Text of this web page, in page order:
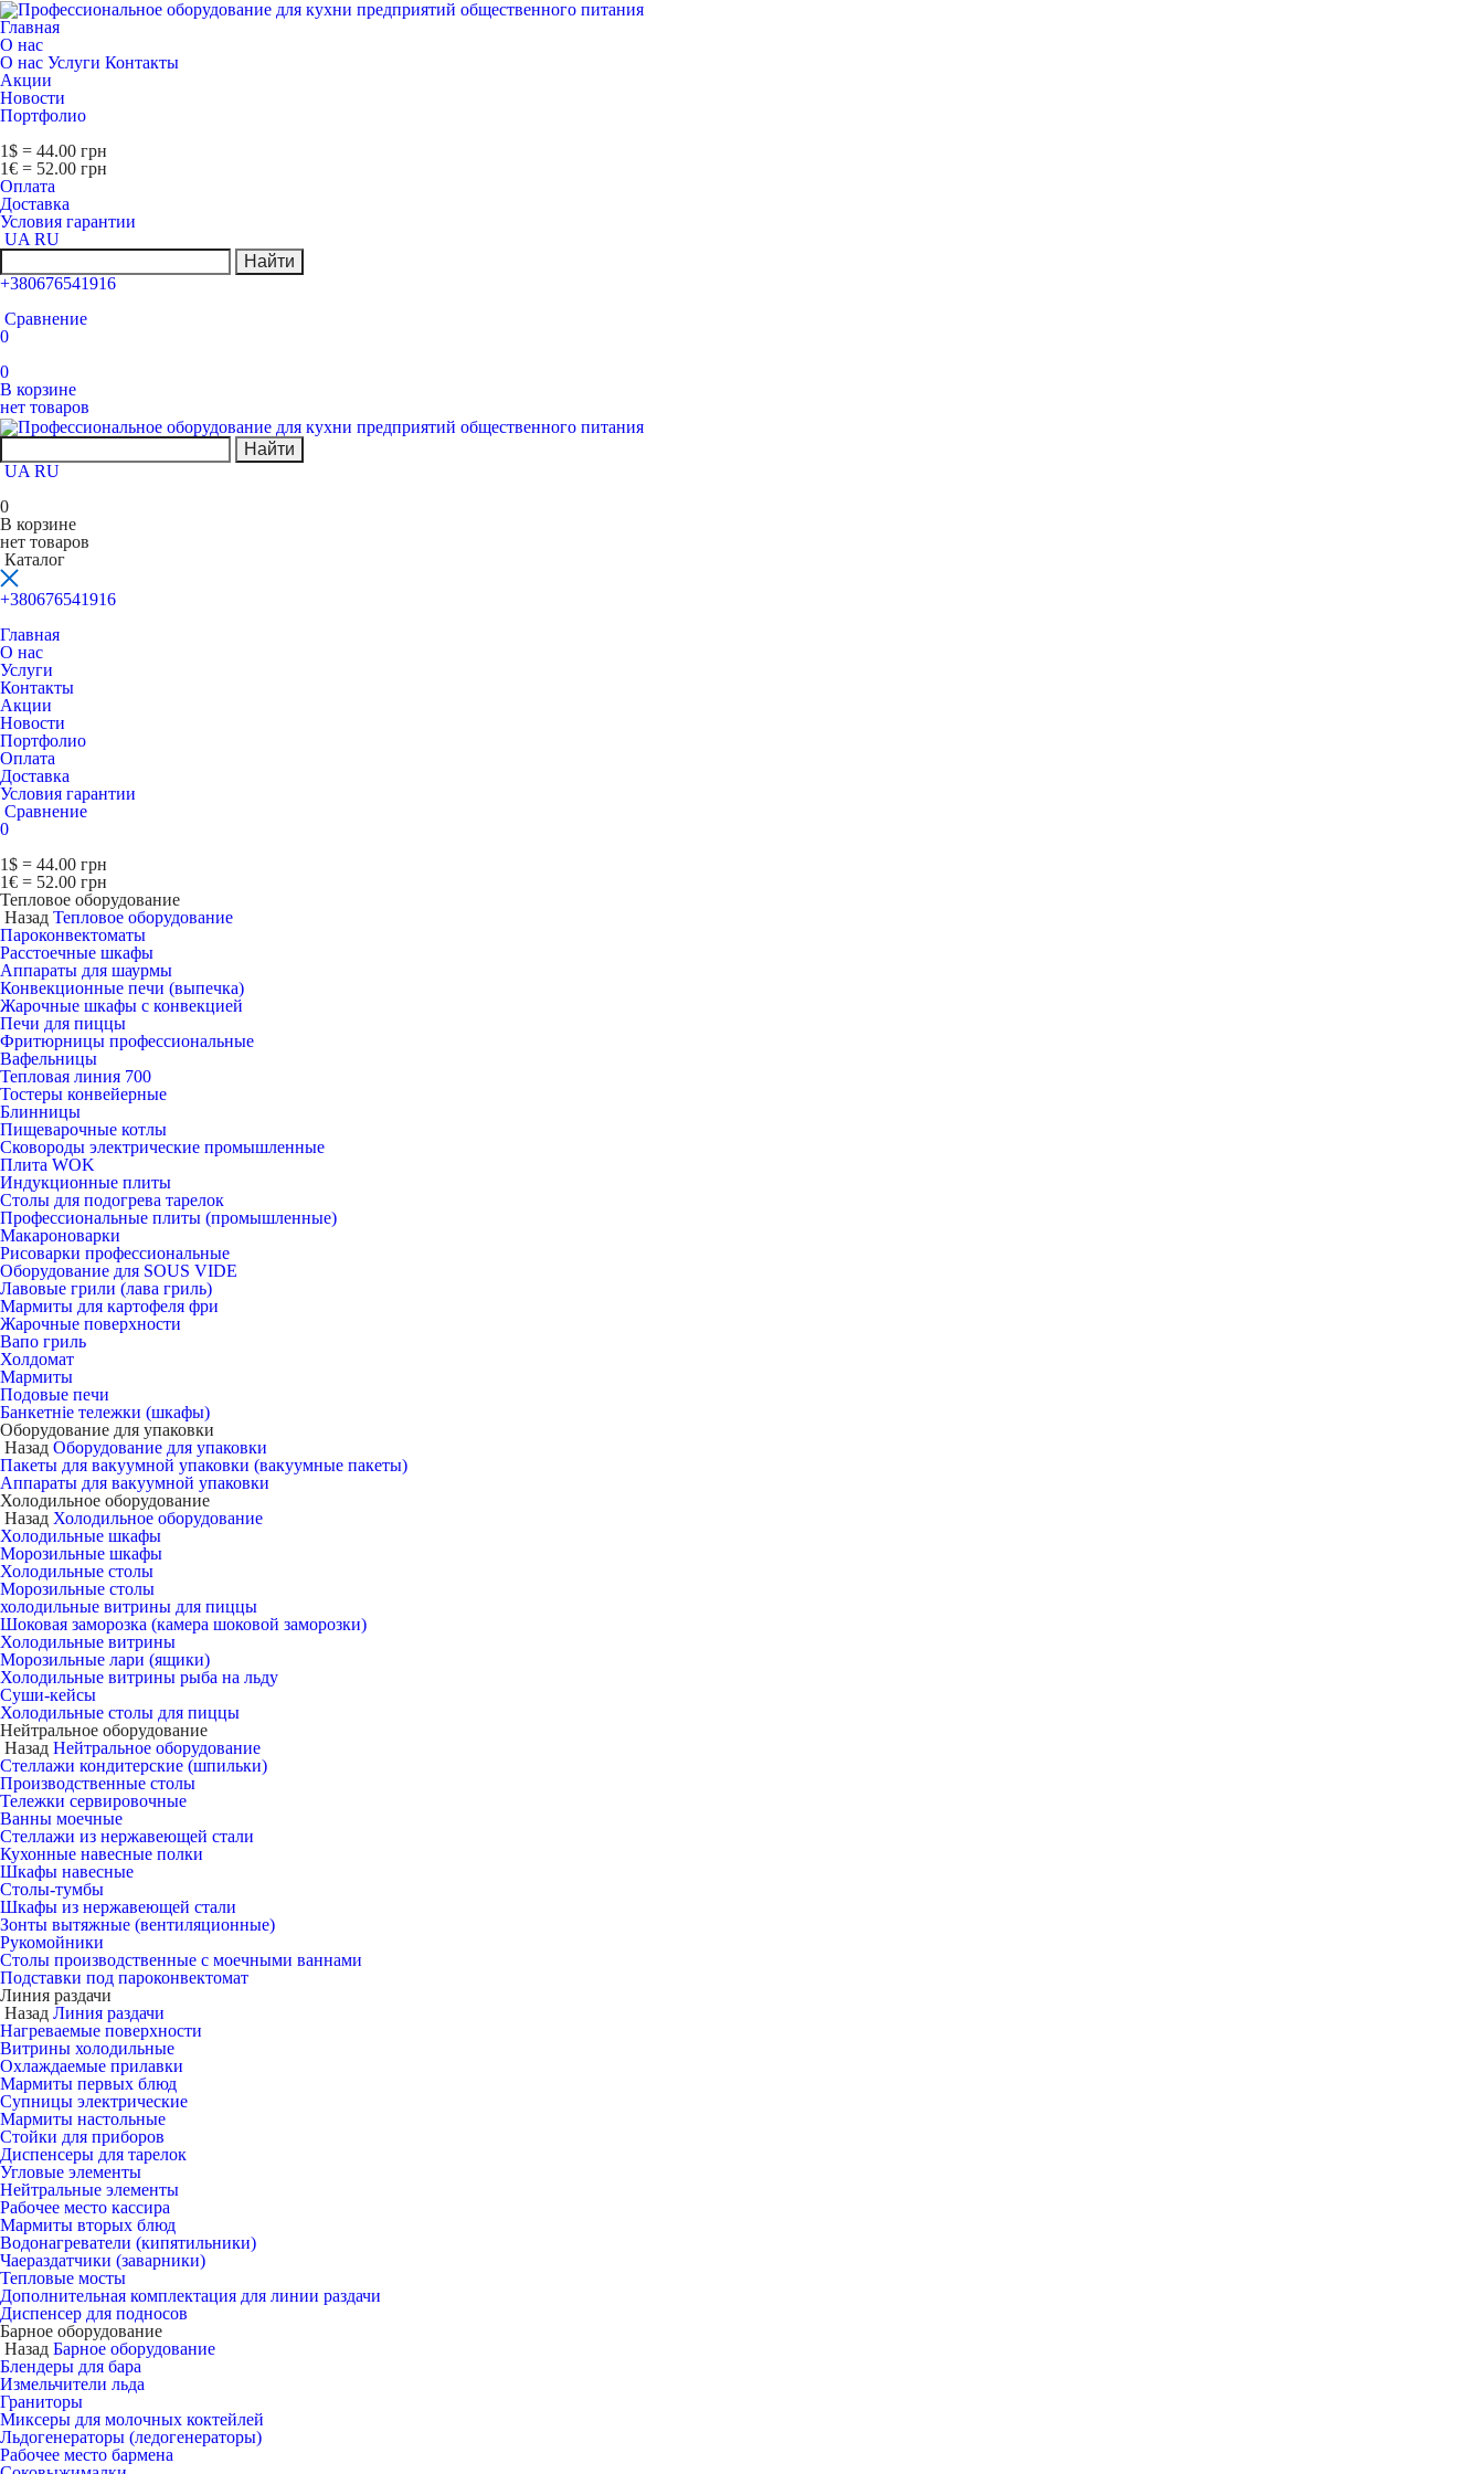
Главная
О нас
О нас Услуги Контакты
Акции
Новости
Портфолио
1$ = 44.00 грн
1€ = 52.00 грн
Оплата
Доставка
Условия гарантии
UA RU
Найти
+380676541916
Сравнение
0
0
В корзине
нет товаров
Найти
UA RU
0
В корзине
нет товаров
Каталог
+380676541916
Главная
О нас
Услуги
Контакты
Акции
Новости
Портфолио
Оплата
Доставка
Условия гарантии
Сравнение
0
1$ = 44.00 грн
1€ = 52.00 грн
Тепловое оборудование
Назад Тепловое оборудование
Пароконвектоматы
Расcтоечные шкафы
Аппараты для шаурмы
Конвекционные печи (выпечка)
Жарочные шкафы с конвекцией
Печи для пиццы
Фритюрницы профессиональные
Вафельницы
Тепловая линия 700
Тостеры конвейерные
Блинницы
Пищеварочные котлы
Сковороды электрические промышленные
Плита WOK
Индукционные плиты
Столы для подогрева тарелок
Профессиональные плиты (промышленные)
Макароноварки
Рисоварки профессиональные
Оборудование для SOUS VIDE
Лавовые грили (лава гриль)
Мармиты для картофеля фри
Жарочные поверхности
Вапо гриль
Холдомат
Мармиты
Подовые печи
Банкетніе тележки (шкафы)
Оборудование для упаковки
Назад Оборудование для упаковки
Пакеты для вакуумной упаковки (вакуумные пакеты)
Аппараты для вакуумной упаковки
Холодильное оборудование
Назад Холодильное оборудование
Холодильные шкафы
Морозильные шкафы
Холодильные столы
Морозильные столы
холодильные витрины для пиццы
Шоковая заморозка (камера шоковой заморозки)
Холодильные витрины
Морозильные лари (ящики)
Холодильные витрины рыба на льду
Суши-кейсы
Холодильные столы для пиццы
Нейтральное оборудование
Назад Нейтральное оборудование
Стеллажи кондитерские (шпильки)
Производственные столы
Тележки сервировочные
Ванны моечные
Стеллажи из нержавеющей стали
Кухонные навесные полки
Шкафы навесные
Столы-тумбы
Шкафы из нержавеющей стали
Зонты вытяжные (вентиляционные)
Рукомойники
Столы производственные с моечными ваннами
Подставки под пароконвектомат
Линия раздачи
Назад Линия раздачи
Нагреваемые поверхности
Витрины холодильные
Охлаждаемые прилавки
Мармиты первых блюд
Супницы электрические
Мармиты настольные
Стойки для приборов
Диспенсеры для тарелок
Угловые элементы
Нейтральные элементы
Рабочее место кассира
Мармиты вторых блюд
Водонагреватели (кипятильники)
Чаераздатчики (заварники)
Тепловые мосты
Дополнительная комплектация для линии раздачи
Диспенсер для подносов
Барное оборудование
Назад Барное оборудование
Блендеры для бара
Измельчители льда
Граниторы
Миксеры для молочных коктейлей
Льдогенераторы (ледогенераторы)
Рабочее место бармена